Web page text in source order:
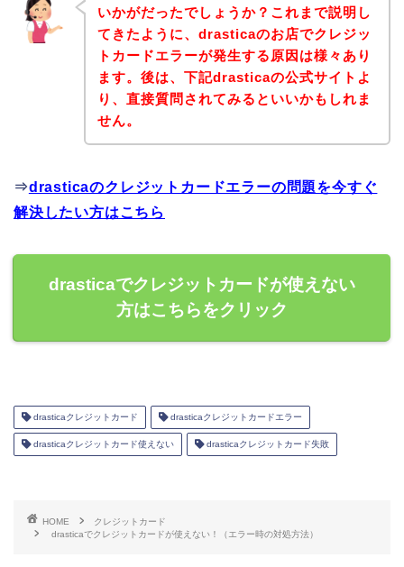
いかがだったでしょうか？これまで説明し
てきたように、drasticaのお店でクレジッ
トカードエラーが発生する原因は様々あり
ます。後は、下記drasticaの公式サイトよ
り、直接質問されてみるといいかもしれま
せん。
⇒drasticaのクレジットカードエラーの問題を今すぐ
解決したい方はこちら
drasticaでクレジットカードが使えない
方はこちらをクリック
drasticaクレジットカード drasticaクレジットカードエラー
drasticaクレジットカード使えない drasticaクレジットカード失敗
HOME
クレジットカード
drasticaでクレジットカードが使えない！（エラー時の対処方法）